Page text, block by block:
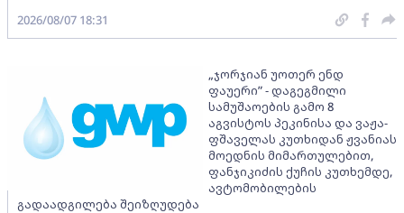
2026/08/07 18:31
„ჯორჯიან უოთერ ენდ
ფაუერი” - დაგეგმილი
სამუშაოების გამო 8
აგვისტოს პეკინისა და ვაჟა-
ფშაველას კუთხიდან ჟვანიას
მოედნის მიმართულებით,
ფანჯიკიძის ქუჩის კუთხემდე,
ავტომობილების
გადაადგილება შეიზღუდება